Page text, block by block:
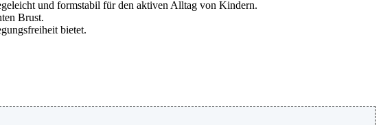
und formstabil für den aktiven Alltag von Kindern.
Brust.
bietet.